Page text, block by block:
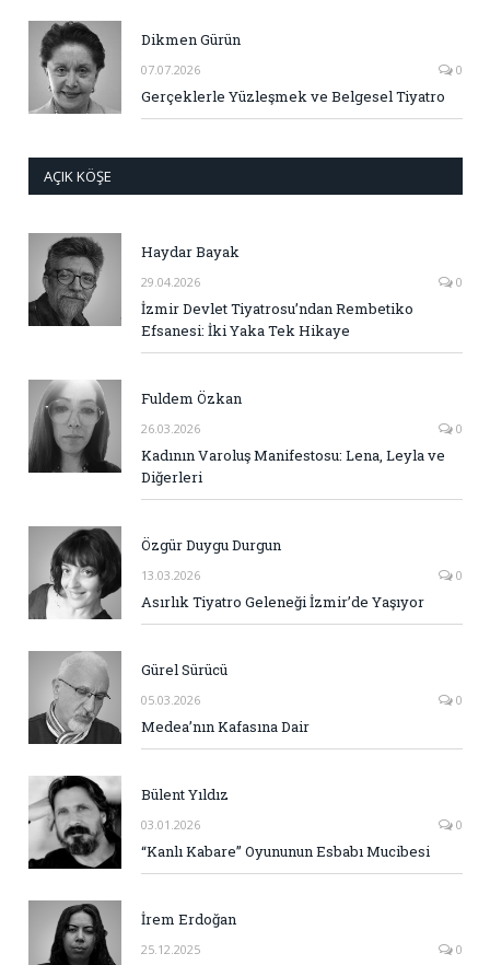
Dikmen Gürün
07.07.2026 0
Gerçeklerle Yüzleşmek ve Belgesel Tiyatro
AÇIK KÖŞE
Haydar Bayak
29.04.2026 0
İzmir Devlet Tiyatrosu’ndan Rembetiko
Efsanesi: İki Yaka Tek Hikaye
Fuldem Özkan
26.03.2026 0
Kadının Varoluş Manifestosu: Lena, Leyla ve
Diğerleri
Özgür Duygu Durgun
13.03.2026 0
Asırlık Tiyatro Geleneği İzmir’de Yaşıyor
Gürel Sürücü
05.03.2026 0
Medea’nın Kafasına Dair
Bülent Yıldız
03.01.2026 0
“Kanlı Kabare” Oyununun Esbabı Mucibesi
İrem Erdoğan
25.12.2025 0